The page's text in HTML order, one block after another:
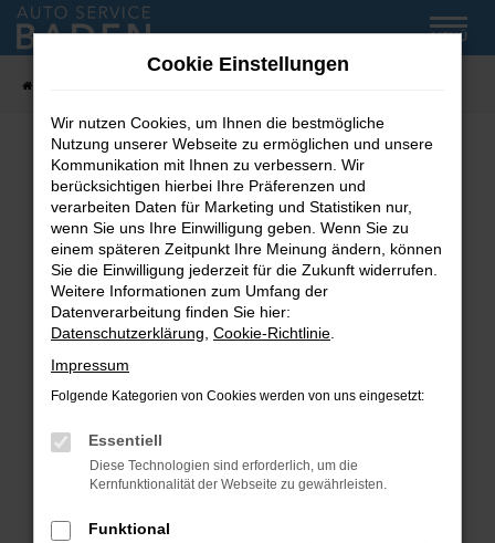
Zum
Hauptinhalt
MENÜ
Fehler: Network Error
Beim Laden ist ein Fehler aufgetreten.
Hier sind ein paar Tipps, die dir helfen können:
Überprüfe deine Firewall und deine
Internetverbindung.
Laden andere Webseiten, zum Beispiel deine
Suchmaschine?
Prüfe deine Browsererweiterungen.
können das Laden bestimmter Seiten
verhindern. Funktioniert die Seite in einem
Fenster?
Cookie Einstellungen
Wir nutzen Cookies, um Ihnen die bestmögliche
Nutzung unserer Webseite zu ermöglichen und unsere
Kommunikation mit Ihnen zu verbessern. Wir
berücksichtigen hierbei Ihre Präferenzen und
verarbeiten Daten für Marketing und Statistiken nur,
wenn Sie uns Ihre Einwilligung geben. Wenn Sie zu
einem späteren Zeitpunkt Ihre Meinung ändern, können
Sie die Einwilligung jederzeit für die Zukunft widerrufen.
Weitere Informationen zum Umfang der
Datenverarbeitung finden Sie hier:
Datenschutzerklärung Cookie-Richtlinie
Impressum
Folgende Kategorien von Cookies werden von uns eingesetzt:
Essentiell
Diese Technologien sind erforderlich, um die
Kernfunktionalität der Webseite zu gewährleisten.
Funktional